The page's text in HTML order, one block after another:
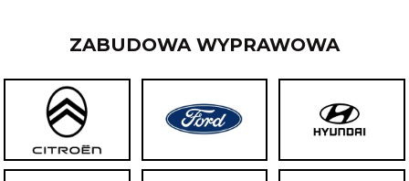
ZABUDOWA WYPRAWOWA